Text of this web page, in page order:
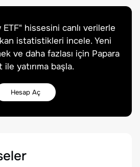
ETF" hissesini canlı verilerle
istatistikleri incele. Yeni
ve daha fazlası için Papara
ile yatırıma başla.
Hesap Aç